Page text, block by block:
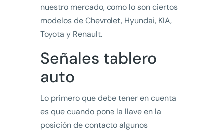
nuestro mercado, como lo son ciertos
modelos de Chevrolet, Hyundai, KIA,
Toyota y Renault.
Señales tablero
auto
Lo primero que debe tener en cuenta
es que cuando pone la llave en la
posición de contacto algunos